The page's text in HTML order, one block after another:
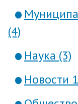
(4)
Наука (3)
Новости